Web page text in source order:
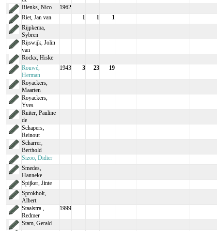
Rienks, Nico
1962
Riet, Jan van
1 1
1
Rijpkema,
Sybren
Rijswijk, Jolin
van
Rockx, Hiske
Rouwé,
Herman
1943 3 23 19
Royackers,
Maarten
Royackers,
Yves
Ruiter, Pauline
de
Schapers,
Reinout
Scharrer,
Berthold
Sizoo, Didier
Smedes,
Hanneke
Spijker, Jinte
Sprokholt,
Albert
Staalstra ,
Redmer
1999
Stam, Gerald